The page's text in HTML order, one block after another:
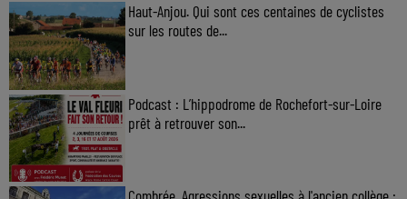
Haut-Anjou. Qui sont ces centaines de cyclistes
sur les routes de...
Podcast : L’hippodrome de Rochefort-sur-Loire
prêt à retrouver son...